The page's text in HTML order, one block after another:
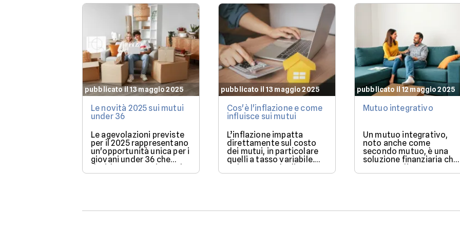
pubblicato il 13 maggio 2025
Le novità 2025 sui mutui
under 36
Le agevolazioni previste
per il 2025 rappresentano
un'opportunità unica per i
giovani under 36 che
desiderano acquistare la
loro prima casa.
pubblicato il 13 maggio 2025
Cos'è l'inflazione e come
influisce sui mutui
L’inflazione impatta
direttamente sul costo
dei mutui, in particolare
quelli a tasso variabile.
Nel 2025, con la discesa
dei tassi BCE, il mercato
una casa.
pubblicato il 12 maggio 2025
Mutuo integrativo
Un mutuo integrativo,
noto anche come
secondo mutuo, è una
soluzione finanziaria che
consente di ottenere
ulteriore liquidità